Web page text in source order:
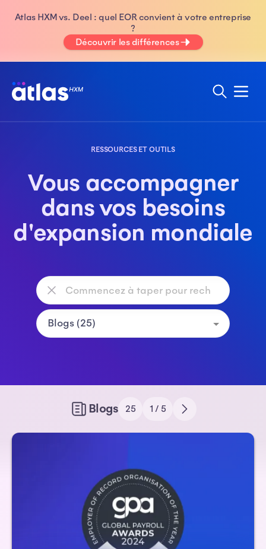
Atlas HXM vs. Deel : quel EOR convient à votre entreprise
?
Découvrir les différences
RESSOURCES ET OUTILS
Vous accompagner
dans vos besoins
d'expansion mondiale
Blogs 25 1 / 5